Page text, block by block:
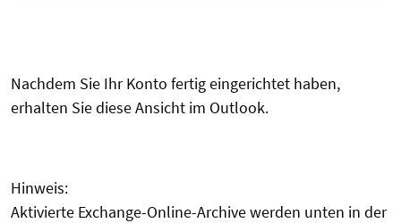
Nachdem Sie Ihr Konto fertig eingerichtet haben,
erhalten Sie diese Ansicht im Outlook.
Hinweis:
Aktivierte Exchange-Online-Archive werden unten in der